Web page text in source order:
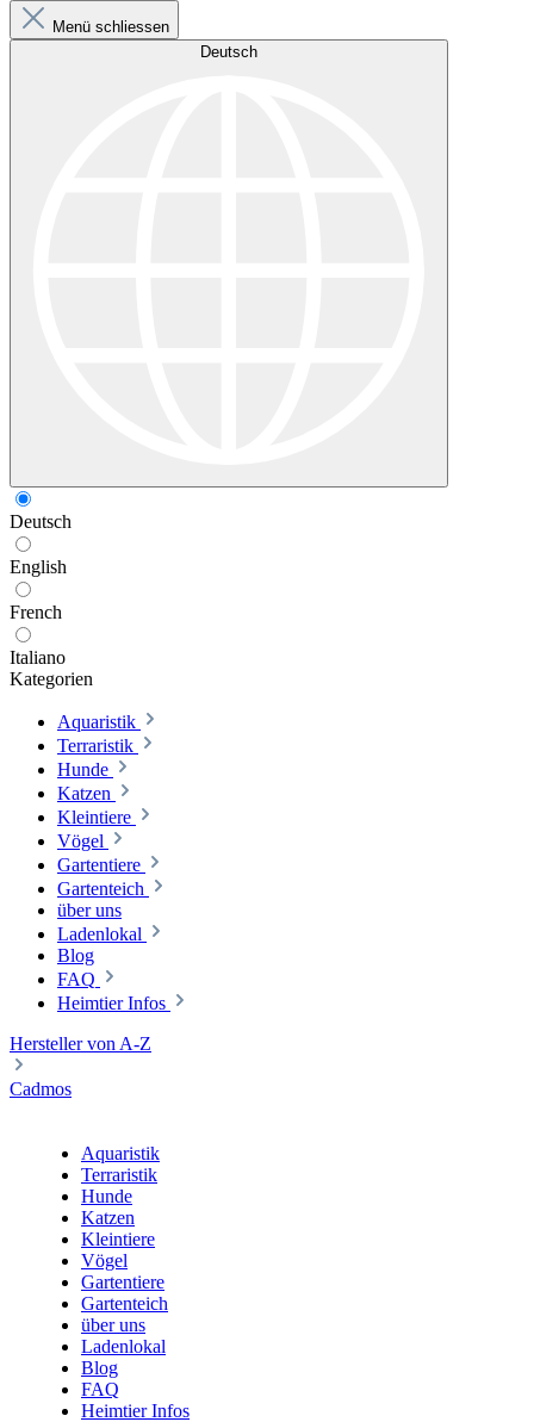
Menü schliessen
Deutsch
Deutsch
English
French
Italiano
Kategorien
Aquaristik
Terraristik
Hunde
Katzen
Kleintiere
Vögel
Gartentiere
Gartenteich
über uns
Ladenlokal
Blog
FAQ
Heimtier Infos
Hersteller von A-Z
Cadmos
Aquaristik
Terraristik
Hunde
Katzen
Kleintiere
Vögel
Gartentiere
Gartenteich
über uns
Ladenlokal
Blog
FAQ
Heimtier Infos